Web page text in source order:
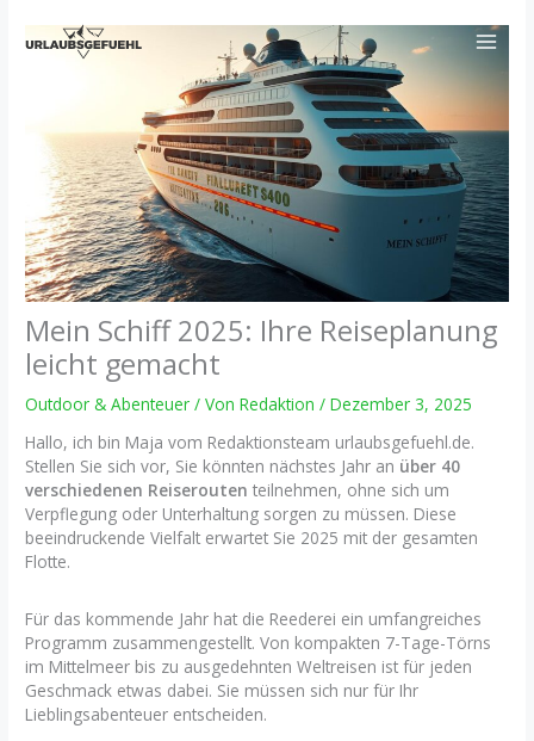
Mein Schiff 2025: Ihre Reiseplanung
leicht gemacht
Outdoor & Abenteuer / VonRedaktion/Dezember 3, 2025
Hallo, ich bin Maja vom Redaktionsteam urlaubsgefuehl.de.
Stellen Sie sich vor, Sie könnten nächstes Jahr an über 40
verschiedenen Reiserouten teilnehmen, ohne sich um
Verpflegung oder Unterhaltung sorgen zu müssen. Diese
beeindruckende Vielfalt erwartet Sie 2025 mit der gesamten
Flotte.
Für das kommende Jahr hat die Reederei ein umfangreiches
Programm zusammengestellt. Von kompakten 7-Tage-Törns
im Mittelmeer bis zu ausgedehnten Weltreisen ist für jeden
Geschmack etwas dabei. Sie müssen sich nur für Ihr
Lieblingsabenteuer entscheiden.